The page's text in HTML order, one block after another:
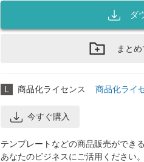
ダ
まと
L 商品化ライセンス 商品化ライ
今すぐ購入
テンプレートなどの商品販売ができ
あなたのビジネスにご活用ください。